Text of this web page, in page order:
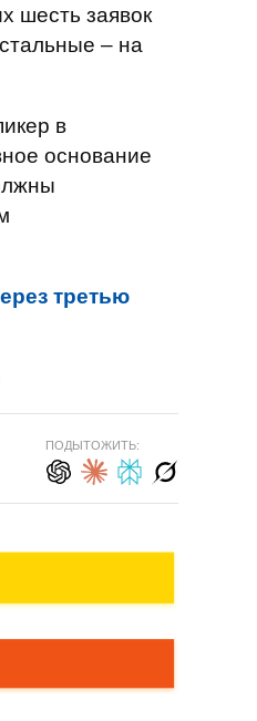
шесть заявок
– на
в
основание
третью
ПОДЫТОЖИТЬ: